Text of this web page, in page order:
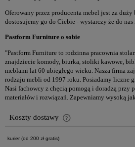
Oferowany przez producenta mebel jest za duży
dostosujemy go do Ciebie - wystarczy że do nas
Pastform Furniture o sobie
"Pastform Furniture to rodzinna pracownia
znajdziecie komody, biurka, stoliki kawowe,
meblami lat 60 ubiegłego wieku. Nasza firma
rodzaju mebli od 1997 roku. Posiadamy liczne
Nasi fachowcy z chęcią pomogą i doradzą przy
materiałów i rozwiązań. Zapewniamy wysoką
Koszty dostawy
Cena nie zawiera ewentualnych kosztów
kurier (od 200 zł gratis)